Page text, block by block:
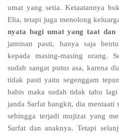
umat yang setia. Ketaatannya
Elia, tetapi juga menolong
nyata bagi umat yang taat dan
jaminan pasti, hanya saja
kepada masing-masing orang.
sudah sangat putus asa, karena
tidak pasti yaitu segenggam
habis maka sudah tidak tahu
janda Sarfat bangkit, dia
sehingga terjadi mujizat yang
Sarfat dan anaknya. Tetapi